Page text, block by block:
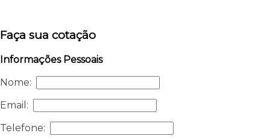
Faça sua cotação
Informações Pessoais
Nome:
Email:
Telefone: